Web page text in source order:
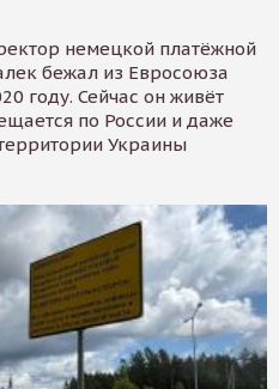
немецкой платёжной
бежал из Евросоюза
году. Сейчас он живёт
по России и даже
Украины